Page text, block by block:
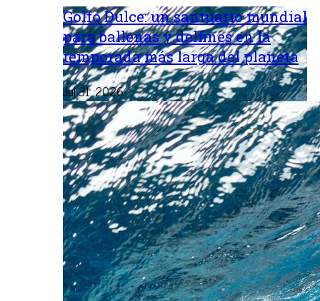
Golfo Dulce: un santuario mundial
para ballenas y delfines en la
temporada más larga del planeta
Jul 31, 2026